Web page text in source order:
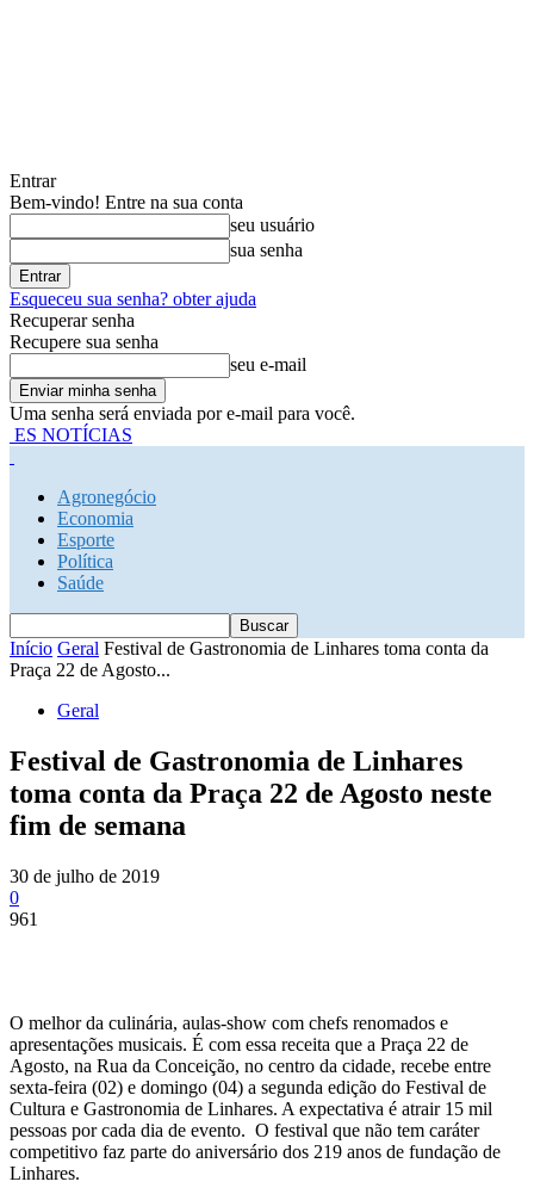
Entrar
Bem-vindo! Entre na sua conta
seu usuário
sua senha
Esqueceu sua senha? obter ajuda
Recuperar senha
Recupere sua senha
seu e-mail
Uma senha será enviada por e-mail para você.
ES NOTÍCIAS
Agronegócio
Economia
Esporte
Política
Saúde
Início Geral Festival de Gastronomia de Linhares toma conta da
Praça 22 de Agosto...
Geral
Festival de Gastronomia de Linhares
toma conta da Praça 22 de Agosto neste
fim de semana
30 de julho de 2019
0
961
O melhor da culinária, aulas-show com chefs renomados e
apresentações musicais. É com essa receita que a Praça 22 de
Agosto, na Rua da Conceição, no centro da cidade, recebe entre
sexta-feira (02) e domingo (04) a segunda edição do Festival de
Cultura e Gastronomia de Linhares. A expectativa é atrair 15 mil
pessoas por cada dia de evento. O festival que não tem caráter
competitivo faz parte do aniversário dos 219 anos de fundação de
Linhares.